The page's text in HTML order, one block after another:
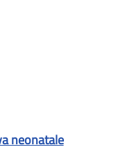
neonatale